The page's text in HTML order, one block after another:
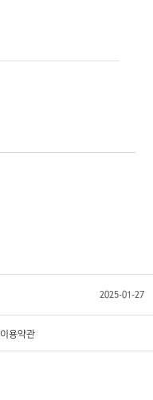
2025-01-27
이용약관